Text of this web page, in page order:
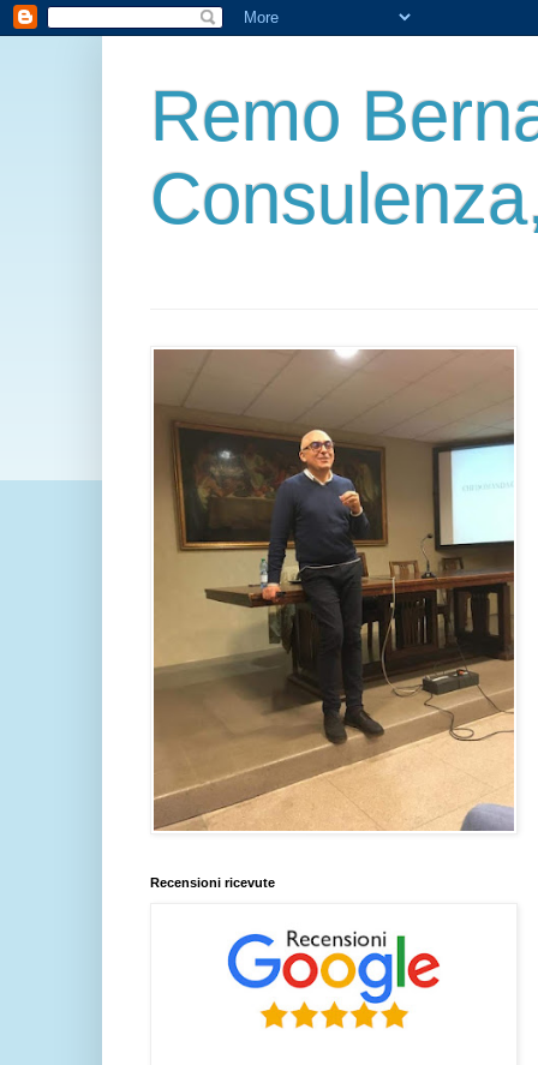
Remo
Recensioni ricevute